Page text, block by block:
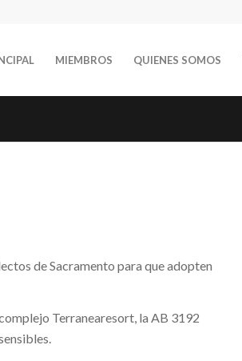
MIEMBROS QUIENES SOMOS
de Sacramento para que adopten
Terranearesort, la AB 3192